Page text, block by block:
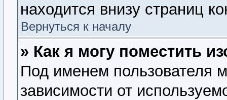
находится внизу страниц
Вернуться к началу
» Как я могу поместить
Под именем пользователя
зависимости от